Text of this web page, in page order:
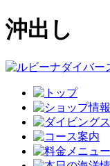
沖出し